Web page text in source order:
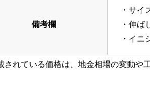
備考欄
・サ
・伸
・イ
されている価格は、地金相場の変動や